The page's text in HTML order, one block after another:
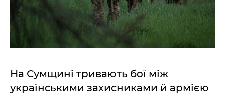
На Сумщині тривають бої між
українськими захисниками й армією